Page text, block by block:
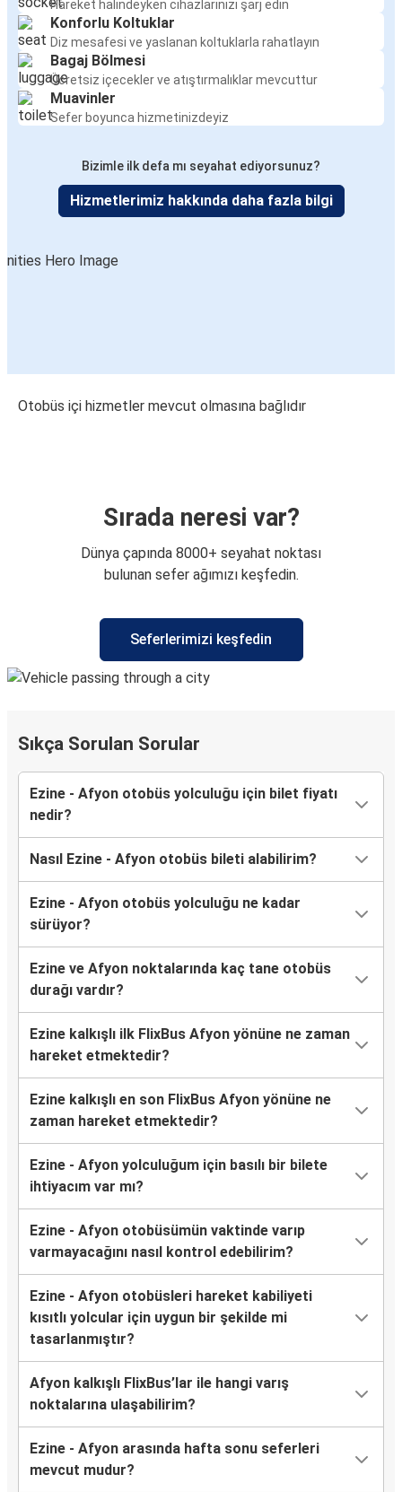
Hareket halindeyken cihazlarınızı şarj edin
Konforlu Koltuklar
Diz mesafesi ve yaslanan koltuklarla rahatlayın
Bagaj Bölmesi
Ücretsiz içecekler ve atıştırmalıklar mevcuttur
Muavinler
Sefer boyunca hizmetinizdeyiz
Bizimle ilk defa mı seyahat ediyorsunuz?
Hizmetlerimiz hakkında daha fazla bilgi
Otobüs içi hizmetler mevcut olmasına bağlıdır
Sırada neresi var?
Dünya çapında 8000+ seyahat noktası
bulunan sefer ağımızı keşfedin.
Seferlerimizi keşfedin
Sıkça Sorulan Sorular
Ezine - Afyon otobüs yolculuğu için bilet fiyatı
nedir?
Nasıl Ezine - Afyon otobüs bileti alabilirim?
Ezine - Afyon otobüs yolculuğu ne kadar
sürüyor?
Ezine ve Afyon noktalarında kaç tane otobüs
durağı vardır?
Ezine kalkışlı ilk FlixBus Afyon yönüne ne zaman
hareket etmektedir?
Ezine kalkışlı en son FlixBus Afyon yönüne ne
zaman hareket etmektedir?
Ezine - Afyon yolculuğum için basılı bir bilete
ihtiyacım var mı?
Ezine - Afyon otobüsümün vaktinde varıp
varmayacağını nasıl kontrol edebilirim?
Ezine - Afyon otobüsleri hareket kabiliyeti
kısıtlı yolcular için uygun bir şekilde mi
tasarlanmıştır?
Afyon kalkışlı FlixBus’lar ile hangi varış
noktalarına ulaşabilirim?
Ezine - Afyon arasında hafta sonu seferleri
mevcut mudur?